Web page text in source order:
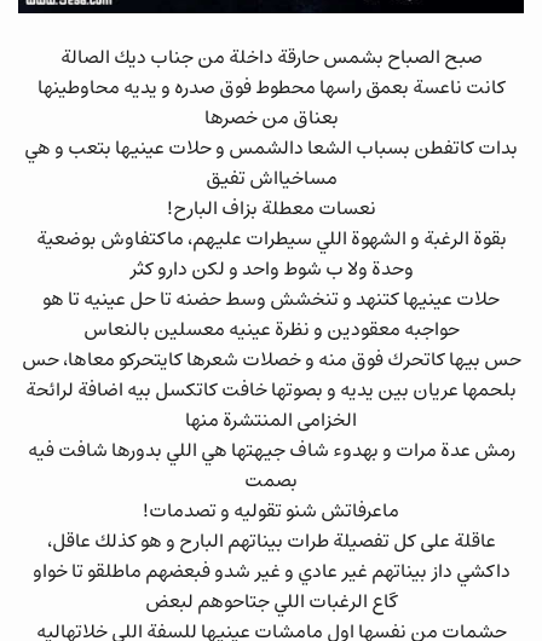
صبح الصباح بشمس حارقة داخلة من جناب ديك الصالة
كانت ناعسة بعمق راسها محطوط فوق صدره و يديه محاوطينها
بعناق من خصرها
بدات كاتفطن بسباب الشعا دالشمس و حلات عينيها بتعب و هي
مساخيااش تفيق
نعسات معطلة بزاف البارح!
بقوة الرغبة و الشهوة اللي سيطرات عليهم، ماكتفاوش بوضعية
وحدة ولا ب شوط واحد و لكن دارو كثر
حلات عينيها كتنهد و تنخشش وسط حضنه تا حل عينيه تا هو
حواجبه معقودين و نظرة عينيه معسلين بالنعاس
حس بيها كاتحرك فوق منه و خصلات شعرها كايتحركو معاها، حس
بلحمها عريان بين يديه و بصوتها خافت كاتكسل بيه اضافة لرائحة
الخزامى المنتشرة منها
رمش عدة مرات و بهدوء شاف جيهتها هي اللي بدورها شافت فيه
بصمت
ماعرفاتش شنو تقوليه و تصدمات!
عاقلة على كل تفصيلة طرات بيناتهم البارح و هو كذلك عاقل،
داكشي داز بيناتهم غير عادي و غير شدو فبعضهم ماطلقو تا خواو
گاع الرغبات اللي جتاحوهم لبعض
حشمات من نفسها اول مامشات عينيها للسفة اللي خلاتهاليه